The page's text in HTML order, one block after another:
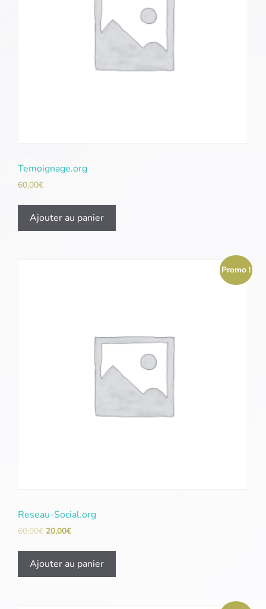
Temoignage.org
60,00€
Ajouter au panier
Promo !
Reseau-Social.org
60,00€ 20,00€
Ajouter au panier